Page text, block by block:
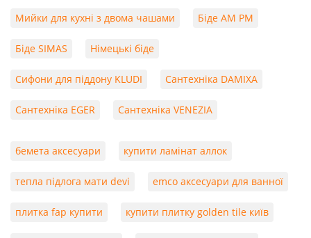
Мийки для кухні з двома чашами Біде AM PM
Біде SIMAS Німецькі біде
Сифони для піддону KLUDI Сантехніка DAMIXA
Сантехніка EGER Сантехніка VENEZIA
бемета аксесуари купити ламінат аллок
тепла підлога мати devi emco аксесуари для ванної
плитка fap купити купити плитку golden tile київ